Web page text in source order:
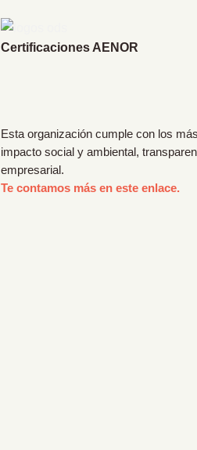
Certificaciones AENOR
Esta organización cumple con los
impacto social y ambiental,
empresarial.
Te contamos más en este enlace.